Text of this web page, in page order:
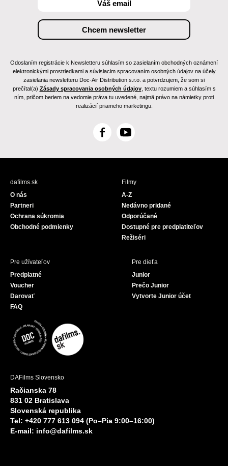
Odoslaním registrácie k Newsletteru súhlasím so zasielaním obchodných oznámení
elektronickými prostriedkami a súvisiacim spracovaním osobných údajov na účely
zasielania newsletteru Doc-Air Distribution s.r.o. a potvrdzujem, že som si
prečítal(a) Zásady spracovania osobných údajov, textu rozumiem a súhlasím s
ním, pričom beriem na vedomie práva tu uvedené, najmä právo na námietky proti
realizácií priameho marketingu.
F
c
Y
u
e
dafilms.sk
O nás
Partneri
Ochrana súkromia
Obchodné podmienky
Filmy
A-Z
Nedávno pridané
Odporúčané
Dostupné pre predplatiteľov
Režiséri
Pre užívateľov
Predplatné
Voucher
Darovať
FAQ
Pre dieťa
Junior
Prečo Junior
Vytvorte Junior účet
DAFilms Slovensko
Račianska 78
831 02 Bratislava
Slovenská republika
Tel: +420 777 613 094 (Po–Pia 9:00–16:00)
E-mail: info@dafilms.sk